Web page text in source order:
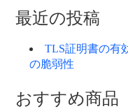
ゴ
リ
最近の投稿
TLS証明書の有
の脆弱性
おすすめ商品